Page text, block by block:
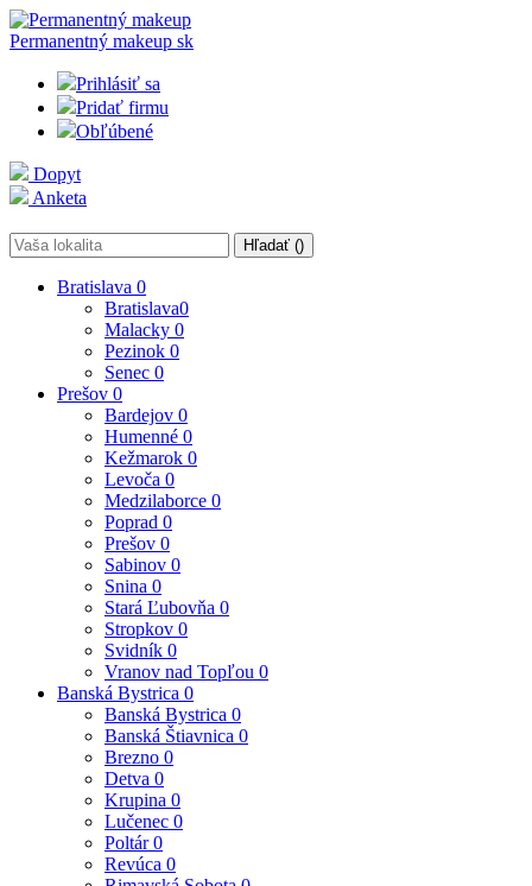
Permanentný makeup sk
Prihlásiť sa
Pridať firmu
Obľúbené
Dopyt
Anketa
Hľadať ()
Bratislava 0
Bratislava0
Malacky 0
Pezinok 0
Senec 0
Prešov 0
Bardejov 0
Humenné 0
Kežmarok 0
Levoča 0
Medzilaborce 0
Poprad 0
Prešov 0
Sabinov 0
Snina 0
Stará Ľubovňa 0
Stropkov 0
Svidník 0
Vranov nad Topľou 0
Banská Bystrica 0
Banská Bystrica 0
Banská Štiavnica 0
Brezno 0
Detva 0
Krupina 0
Lučenec 0
Poltár0
Revúca 0